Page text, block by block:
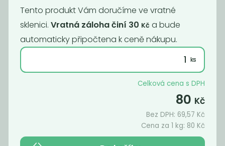
Ovesné vločky
celé s klíčky
40Kč/ Kg
BIO ovesné
vločky
95Kč/ Kg
Tento produkt Vám doručíme ve vratné
sklenici. Vratná záloha činí 30 Kč a bude
automaticky připočtena k ceně nákupu.
Celková cena s DPH
80 Kč
Bez DPH: 69,57 Kč
Cena za 1 kg: 80 Kč